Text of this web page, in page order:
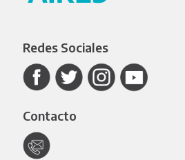
Redes Sociales
Contacto